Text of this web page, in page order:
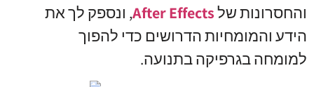
והחסרונות שלAfter Effects, ונספק לך את
הידע והמומחיות הדרושים כדי להפוך
למומחה בגרפיקה בתנועה.